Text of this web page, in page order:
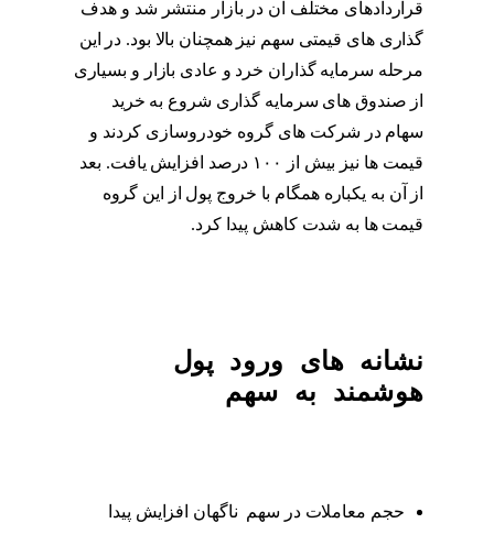
قراردادهای مختلف آن در بازار منتشر شد و هدف
گذاری های قیمتی سهم نیز همچنان بالا بود. در این
مرحله سرمایه گذاران خرد و عادی بازار و بسیاری
از صندوق های سرمایه گذاری شروع به خرید
سهام در شرکت های گروه خودروسازی کردند و
قیمت ها نیز بیش از ۱۰۰ درصد افزایش یافت. بعد
از آن به یکباره همگام با خروج پول از این گروه
قیمت ها به شدت کاهش پیدا کرد.
نشانه های ورود پول
هوشمند به سهم
حجم معاملات در سهم ناگهان افزایش پیدا